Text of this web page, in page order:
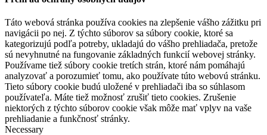
Táto webová stránka používa cookies na zlepšenie vášho zážitku pri
navigácii po nej. Z týchto súborov sa súbory cookie, ktoré sa
kategorizujú podľa potreby, ukladajú do vášho prehliadača, pretože
sú nevyhnutné na fungovanie základných funkcií webovej stránky.
Používame tiež súbory cookie tretích strán, ktoré nám pomáhajú
analyzovať a porozumieť tomu, ako používate túto webovú stránku.
Tieto súbory cookie budú uložené v prehliadači iba so súhlasom
používateľa. Máte tiež možnosť zrušiť tieto cookies. Zrušenie
niektorých z týchto súborov cookie však môže mať vplyv na vaše
prehliadanie a funkčnosť stránky.
Necessary